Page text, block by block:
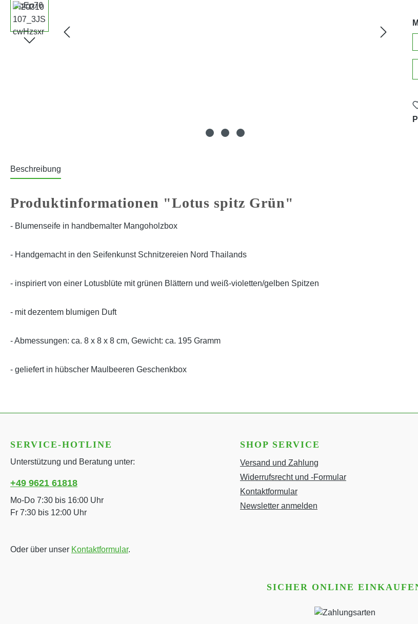
Beschreibung
Produktinformationen "Lotus spitz Grün"
- Blumenseife in handbemalter Mangoholzbox
- Handgemacht in den Seifenkunst Schnitzereien Nord Thailands
- inspiriert von einer Lotusblüte mit grünen Blättern und weiß-violetten/gelben Spitzen
- mit dezentem blumigen Duft
- Abmessungen: ca. 8 x 8 x 8 cm, Gewicht: ca. 195 Gramm
- geliefert in hübscher Maulbeeren Geschenkbox
SERVICE-HOTLINE
Unterstützung und Beratung unter:
+49 9621 61818
Mo-Do 7:30 bis 16:00 Uhr
Fr 7:30 bis 12:00 Uhr
Oder über unser Kontaktformular.
SHOP SERVICE
Versand und Zahlung
Widerrufsrecht und -Formular
Kontaktformular
Newsletter anmelden
SICHER ONLINE